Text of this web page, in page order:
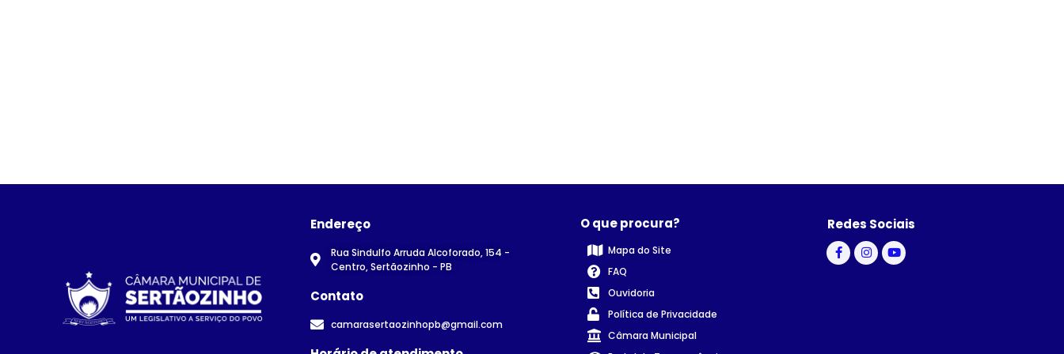
Endereço
Rua Sindulfo Arruda Alcoforado, 154 -
Centro, Sertãozinho - PB
Contato
camarasertaozinhopb@gmail.com
O que procura?
Mapa do Site
FAQ
Ouvidoria
Política de Privacidade
Câmara Municipal
Redes Sociais